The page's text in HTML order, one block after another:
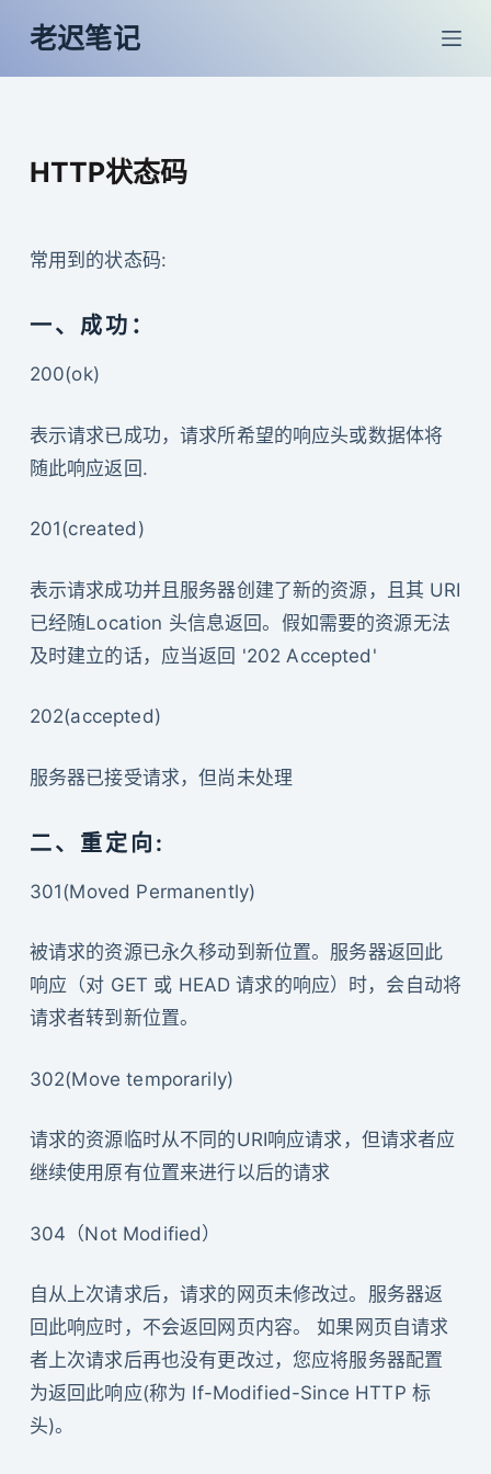
跳
过
内
老迟笔记
HTTP状态码
常用到的状态码:
一、成功：
200(ok)
表示请求已成功，请求所希望的响应头或数据体将
随此响应返回.
201(created)
表示请求成功并且服务器创建了新的资源，且其 URI
已经随Location 头信息返回。假如需要的资源无法
及时建立的话，应当返回 '202 Accepted'
202(accepted)
服务器已接受请求，但尚未处理
二、重定向:
301(Moved Permanently)
被请求的资源已永久移动到新位置。服务器返回此
响应（对 GET 或 HEAD 请求的响应）时，会自动将
请求者转到新位置。
302(Move temporarily)
请求的资源临时从不同的URI响应请求，但请求者应
继续使用原有位置来进行以后的请求
304（Not Modified）
自从上次请求后，请求的网页未修改过。服务器返
回此响应时，不会返回网页内容。 如果网页自请求
者上次请求后再也没有更改过，您应将服务器配置
为返回此响应(称为 If-Modified-Since HTTP 标
头)。